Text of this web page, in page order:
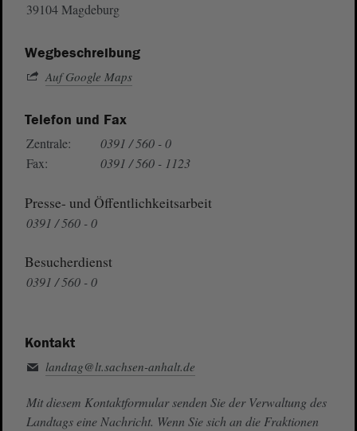
39104 Magdeburg
Wegbeschreibung
Auf Google Maps
Telefon und Fax
Zentrale:
0391 / 560 - 0
Fax:
0391 / 560 - 1123
Presse- und Öffentlichkeitsarbeit
0391 / 560 - 0
Besucherdienst
0391 / 560 - 0
Kontakt
landtag@lt.sachsen-anhalt.de
Mit diesem Kontaktformular senden Sie der Verwaltung des
Landtags eine Nachricht. Wenn Sie sich an die Fraktionen